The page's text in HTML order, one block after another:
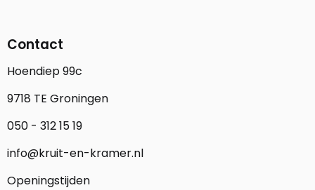
Contact
Hoendiep 99c
9718 TE Groningen
050 - 312 15 19
info@kruit-en-kramer.nl
Openingstijden